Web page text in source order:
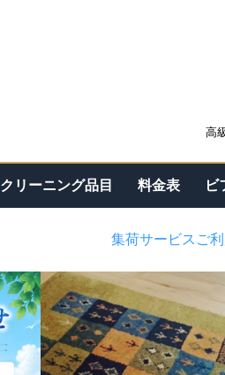
高
クリーニング品目 料金表 ビ
集荷サービスご